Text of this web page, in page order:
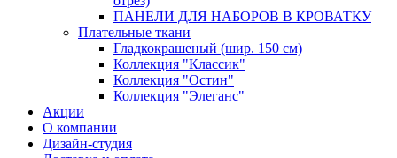
ПАНЕЛИ ДЛЯ НАБОРОВ В КРОВАТКУ
Плательные ткани
Гладкокрашеный (шир. 150 см)
Коллекция "Классик"
Коллекция "Остин"
Коллекция "Элеганс"
Акции
О компании
Дизайн-студия